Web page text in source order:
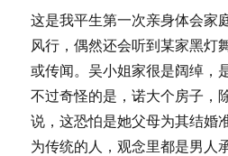
这是我平生第一次亲身体会家
风行，偶然还会听到某家黑灯
或传闻。吴小姐家很是阔绰，
不过奇怪的是，诺大个房子，
说，这恐怕是她父母为其结婚
为传统的人，观念里都是男人